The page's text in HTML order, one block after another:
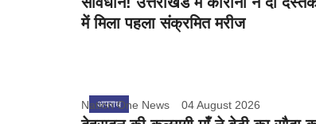
में मिला पहला संक्रमित मरीज
अपराध
Nation One News 04 August 2026